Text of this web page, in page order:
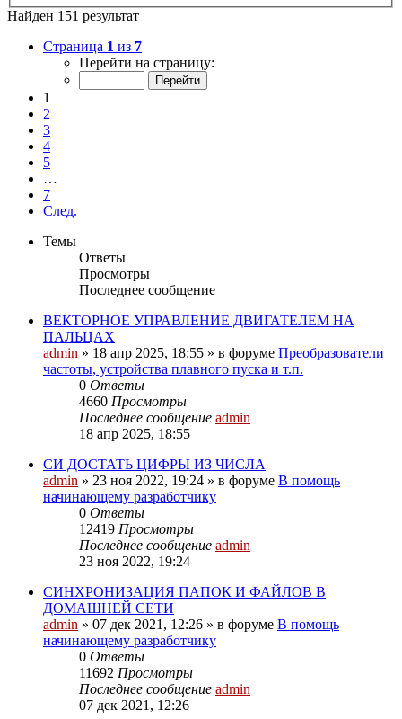
Найден 151 результат
Страница 1 из 7
Перейти на страницу:
1
2
3
4
5
…
7
След.
Темы
Ответы
Просмотры
Последнее сообщение
ВЕКТОРНОЕ УПРАВЛЕНИЕ ДВИГАТЕЛЕМ НА
ПАЛЬЦАХ
admin » 18 апр 2025, 18:55 » в форуме Преобразователи
частоты, устройства плавного пуска и т.п.
0 Ответы
4660 Просмотры
Последнее сообщение admin
18 апр 2025, 18:55
СИ ДОСТАТЬ ЦИФРЫ ИЗ ЧИСЛА
admin » 23 ноя 2022, 19:24 » в форуме В помощь
начинающему разработчику
0 Ответы
12419 Просмотры
Последнее сообщение admin
23 ноя 2022, 19:24
СИНХРОНИЗАЦИЯ ПАПОК И ФАЙЛОВ В
ДОМАШНЕЙ СЕТИ
admin » 07 дек 2021, 12:26 » в форуме В помощь
начинающему разработчику
0 Ответы
11692 Просмотры
Последнее сообщение admin
07 дек 2021, 12:26